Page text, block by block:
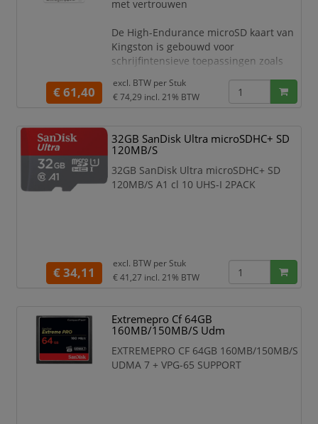
maak een avond gamen met het hele
met vertrouwen
De High-Endurance microSD kaart van
Kingston is gebouwd voor
schrijfintensieve toepassingen zoals
voor professioneel en thuisgebruik,
dashcams en bodycams. Met 24/7
HD 1080p* maakt het gegarandeerd
kritieke opnames wanneer u die het
microSD kaart is ontworpen en getest
voor gebruik in ruwe
€ 61,40
excl. BTW per Stuk
€ 74,29 incl. 21% BTW
32GB SanDisk Ultra microSDHC+ SD
120MB/S
32GB SanDisk Ultra microSDHC+ SD
120MB/S A1 cl 10 UHS-I 2PACK
€ 34,11
excl. BTW per Stuk
€ 41,27 incl. 21% BTW
Extremepro Cf 64GB
160MB/150MB/S Udm
EXTREMEPRO CF 64GB 160MB/150MB/S
UDMA 7 + VPG-65 SUPPORT